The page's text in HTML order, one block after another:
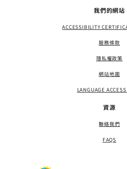
我們的網站
ACCESSIBILITY
服務條款
隱私權政策
網站地圖
LANGUAGE
資源
聯絡我們
FAQS